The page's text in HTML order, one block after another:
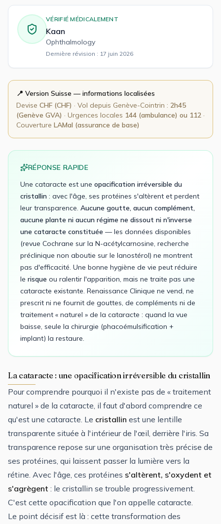
VÉRIFIÉ MÉDICALEMENT
Kaan
Ophthalmology
Dernière révision : 17 juin 2026
📍 Version Suisse — informations localisées
Devise CHF (CHF) · Vol depuis Genève-Cointrin : 2h45
(Genève GVA) · Urgences locales 144 (ambulance) ou 112 ·
Couverture LAMal (assurance de base)
RÉPONSE RAPIDE
Une cataracte est une opacification irréversible du
cristallin : avec l'âge, ses protéines s'altèrent et perdent
leur transparence. Aucune goutte, aucun complément,
aucune plante ni aucun régime ne dissout ni n'inverse
une cataracte constituée — les données disponibles
(revue Cochrane sur la N-acétylcarnosine, recherche
préclinique non aboutie sur le lanostérol) ne montrent
pas d'efficacité. Une bonne hygiène de vie peut réduire
le risque ou ralentir l'apparition, mais ne traite pas une
cataracte existante. Renaissance Clinique ne vend, ne
prescrit ni ne fournit de gouttes, de compléments ni de
traitement « naturel » de la cataracte : quand la vue
baisse, seule la chirurgie (phacoémulsification +
implant) la restaure.
La cataracte : une opacification irréversible du cristallin
Pour comprendre pourquoi il n'existe pas de « traitement
naturel » de la cataracte, il faut d'abord comprendre ce
qu'est une cataracte. Le cristallin est une lentille
transparente située à l'intérieur de l'œil, derrière l'iris. Sa
transparence repose sur une organisation très précise de
ses protéines, qui laissent passer la lumière vers la
rétine. Avec l'âge, ces protéines s'altèrent, s'oxydent et
s'agrègent : le cristallin se trouble progressivement.
C'est cette opacification que l'on appelle cataracte.
Le point décisif est là : cette transformation des